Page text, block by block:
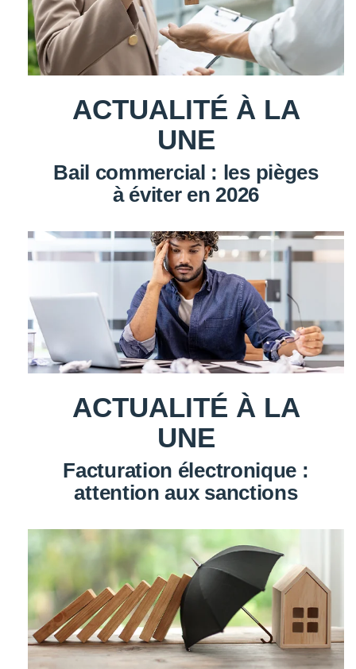
ACTUALITÉ À LA
UNE
Bail commercial : les pièges
à éviter en 2026
ACTUALITÉ À LA
UNE
Facturation électronique :
attention aux sanctions